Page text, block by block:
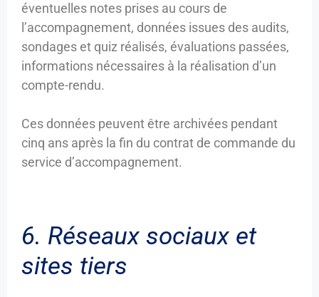
éventuelles notes prises au cours de
l’accompagnement, données issues des audits,
sondages et quiz réalisés, évaluations passées,
informations nécessaires à la réalisation d’un
compte-rendu.
Ces données peuvent être archivées pendant
cinq ans après la fin du contrat de commande du
service d’accompagnement.
6. Réseaux sociaux et
sites tiers